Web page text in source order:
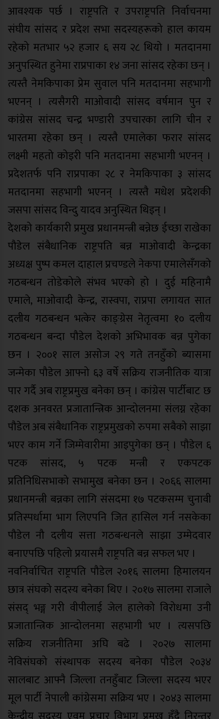
आवश्यक पर्छ । राष्ट्रपति र उपराष्ट्रपति निर्वाचनमा
संघीय सांसद र प्रदेश सभा सदस्यहरूको हाल कायम
रहेको मतभार ५२ हजार ६ सय २८ थियो । मतदानमा
अनुपस्थित हुनेमा राप्रपाका १४ जना सांसद रहेका छन् ।
त्यस्तै नेमकिपाका प्रेम सुवाल पनि मतदानमा सहभागी
भएनन् । त्यसैगरी माओवादी सांसद वर्षमान पुन र
कांग्रेस सांसद चन्द्र भण्डारी उपचारका लागि चीन र
भारतमा रहेका छन् । त्यस्तै एमालेका फरार सांसद
लक्ष्मी महतो कोइरी पनि मतदानमा सहभागी भएनन् ।
प्रदेशतर्फ पनि राप्रपाका २८ र नेमकिपाका ३ सांसद
मतदानमा सहभागी भएनन् । त्यस्तै मधेश प्रदेशकी
जसपा सांसद विन्दु यादव अनुस्थित थिइन् ।
देशको कार्यकारी प्रमुख प्रधानमन्त्री बन्नेछ ईच्छा राखेका
पौडेल संबैधानिक राष्ट्रपति बन्न माओवादी केन्द्रका
अध्यक्ष पुष्प कमल दाहाल प्रचण्डले नेकपा एमालेसँगको
गठबन्धन तोडेकोले संभव भएको हो । दुई महिनामै
एमाले, माओवादी केन्द्र, रास्वपा, राप्रपा लगायत सात
दलीय गठबन्धन भत्केर काङ्ग्रेस नेतृत्वमा १० दलीय
गठबन्धन बन्दा पौडेल देशको अभिभावक बन्न पुगेका
छन । २००१ साल असोज २९ गते तनहुँको ब्यासमा
जन्मेका पौडेल आफ्नो ६३ वर्षे सक्रिय राजनीतिक यात्रा
पार गर्दै अब राष्ट्रप्रमुख बनेका छन् । कांग्रेस पार्टीबाट छ
दशक अनवरत प्रजातान्त्रिक आन्दोलनमा संलग्न रहेका
पौडेल अब संबैधानिक राष्ट्रप्रमुखको रुपमा सबैको साझा
भएर काम गर्ने जिम्मेवारीमा आइपुगेका छन् । पौडेल ६
पटक सांसद, ५ पटक मन्त्री र एकपटक
प्रतिनिधिसभाको सभामुख बनेका छन । २०६६ सालमा
प्रधानमन्त्री बन्नका लागि संसदमा १७ पटकसम्म चुनावी
प्रतिस्पर्धामा भाग लिएपनि जित हासिल गर्न नसकेका
पौडेल नौ दलीय सत्ता गठबन्धनले साझा उम्मेदवार
बनाएपछि पहिलो प्रयासमै राष्ट्रपति बन्न सफल भए ।
नवनिर्वाचित राष्ट्रपति पौडेल २०१६ सालमा हिमालयन
छात्र संघको सदस्य बनेका थिए । २०१७ सालमा राजाले
संसद् भङ्ग गरी वीपीलाई जेल हालेको विरोधमा उनी
प्रजातान्त्रिक आन्दोलनमा सहभागी भए । त्यसपछि
सक्रिय राजनीतिमा अघि बढे । २०२७ सालमा
नेविसंघको संस्थापक सदस्य बनेका पौडेल २०३४
सालबाट आफ्नै जिल्ला तनहुँबाट जिल्ला सदस्य भएर
मूल पार्टी नेपाली कांग्रेसमा सक्रिय भए । २०४३ सालमा